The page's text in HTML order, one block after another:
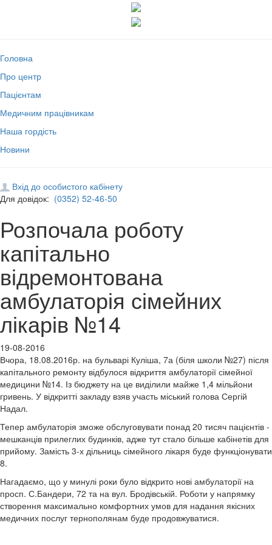
Головна
Про центр
Пацієнтам
Медичним працівникам
Наша гордість
Новини
Вхід до особистого кабінету
Для довідок: (0352) 52-46-50
Розпочала роботу
капітально
відремонтована
амбулаторія сімейних
лікарів №14
19-08-2016
Вчора, 18.08.2016р. на бульварі Куліша, 7а (біля школи №27) після
капітального ремонту відбулося відкриття амбулаторії сімейної
медицини №14. Із бюджету на це виділили майже 1,4 мільйони
гривень. У відкритті закладу взяв участь міський голова Сергій
Надал.
Тепер амбулаторія зможе обслуговувати понад 20 тисяч пацієнтів -
мешканців прилеглих будинків, адже тут стало більше кабінетів для
прийому. Замість 3-х дільниць сімейного лікаря буде функціонувати
8.
Нагадаємо, що у минулі роки було відкрито нові амбулаторії на
просп. С.Бандери, 72 та на вул. Бродівській. Роботи у напрямку
створення максимально комфортних умов для надання якісних
медичних послуг тернополянам буде продовжуватися.